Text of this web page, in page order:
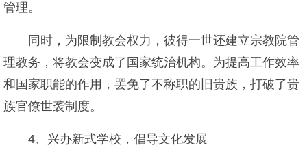
管理。
同时，为限制教会权力，彼得一世还建立宗教院管
理教务，将教会变成了国家统治机构。为提高工作效率
和国家职能的作用，罢免了不称职的旧贵族，打破了贵
族官僚世袭制度。
4、兴办新式学校，倡导文化发展